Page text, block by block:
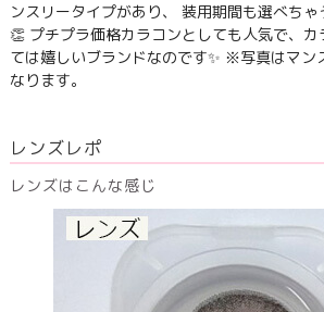
ンスリータイプがあり、 装用期間も選べち
👏 プチプラ価格カラコンとしても人気で、カ
ては嬉しいブランドなのです✨ ※写真はマン
なります。
レンズレポ
レンズはこんな感じ